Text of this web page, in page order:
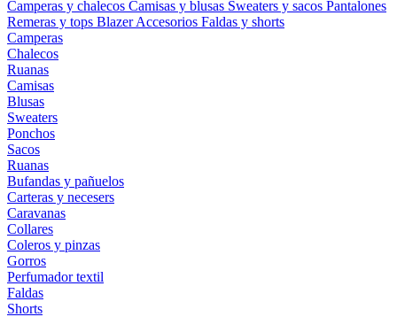
Camperas y chalecos Camisas y blusas Sweaters y sacos Pantalones
Remeras y tops BlazerAccesorios Faldas y shorts
Camperas
Chalecos
Ruanas
Camisas
Blusas
Sweaters
Ponchos
Sacos
Ruanas
Bufandas y pañuelos
Carteras y necesers
Caravanas
Collares
Coleros y pinzas
Gorros
Perfumador textil
Faldas
Shorts